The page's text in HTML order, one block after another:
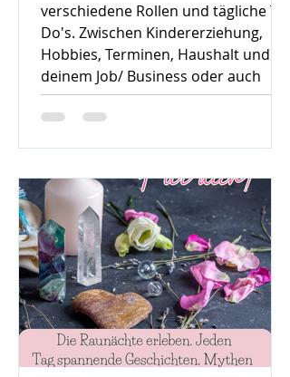
verschiedene Rollen und tägliche To
Do's. Zwischen Kindererziehung,
Hobbies, Terminen, Haushalt und
deinem Job/ Business oder auch
deiner Zeit für dich, ist es oft sehr
schwer die Perspektive für die
hilft nichts, ich muss funktionieren."
Auch Sätze wie: "Ich habe gar keine
Zeit mehr für mich." Mache dir bitte
immer bewusst - du bist ein
wichtiger Teil der Familie und das
Stimm